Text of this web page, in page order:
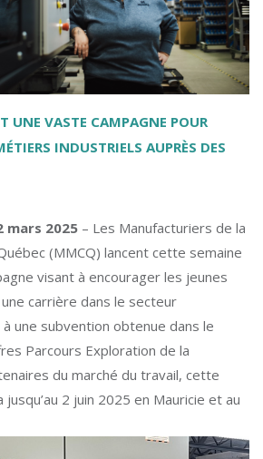
UNE VASTE CAMPAGNE POUR
INDUSTRIELS AUPRÈS DES
mars 2025 – Les Manufacturiers de la
(MMCQ) lancent cette semaine
visant à encourager les jeunes
carrière dans le secteur
une subvention obtenue dans le
Parcours Exploration de la
du marché du travail, cette
2 juin 2025 en Mauricie et au